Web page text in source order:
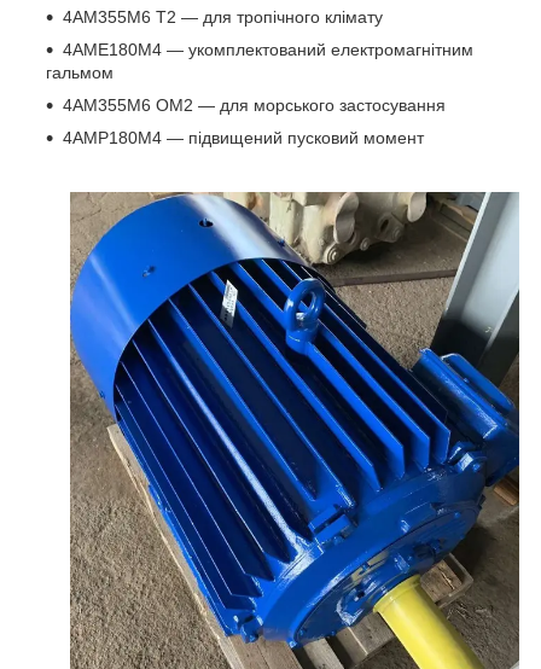
4АМ355М6 Т2 ― для тропічного клімату
4АМЕ180М4 ― укомплектований електромагнітним
гальмом
4АМ355М6 ОМ2 ― для морського застосування
4АМР180М4 ― підвищений пусковий момент